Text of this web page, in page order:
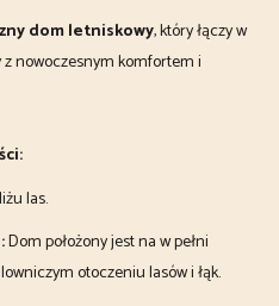
dom letniskowy, który łączy w
nowoczesnym komfortem i
las.
Dom położony jest na w pełni
otoczeniu lasów i łąk.